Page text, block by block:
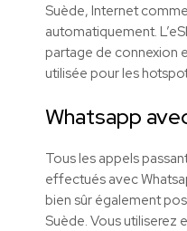
Suède, Internet
automatiquement.
partage de connexion
utilisée pour les
Whatsapp
Tous les appels
effectués avec
bien sûr également
Suède. Vous